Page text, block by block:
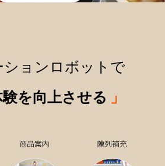
ションロボットで
を向上させる 」